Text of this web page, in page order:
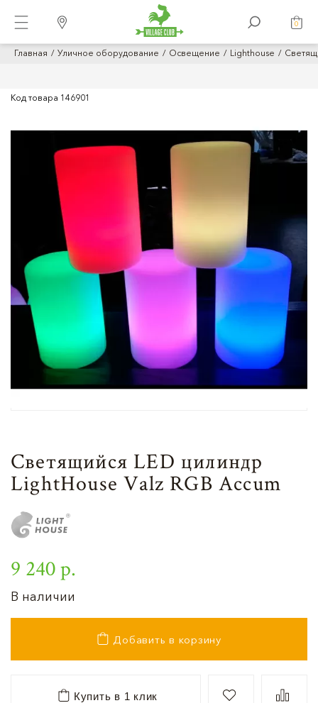
0
Главная Уличное оборудование Освещение Lighthouse
Код товара 146901
Светящийся LED цилиндр
LightHouse Valz RGB Accum
9 240 р.
В наличии
Добавить в корзину
Купить в 1 клик